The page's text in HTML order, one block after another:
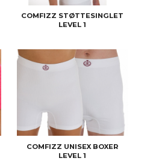
COMFIZZ STØTTESINGLET
LEVEL 1
COMFIZZ UNISEX BOXER
LEVEL 1